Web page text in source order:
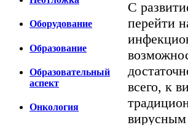
Оборудование
Образование
Образовательный
аспект
Онкология
С
перейти
всего, к